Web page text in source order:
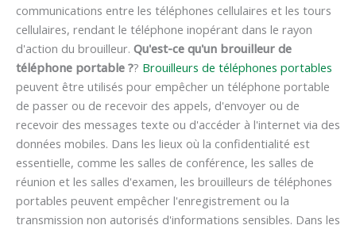
communications entre les téléphones cellulaires et les tours
cellulaires, rendant le téléphone inopérant dans le rayon
d'action du brouilleur. Qu'est-ce qu'un brouilleur de
téléphone portable ?? Brouilleurs de téléphones portables
peuvent être utilisés pour empêcher un téléphone portable
de passer ou de recevoir des appels, d'envoyer ou de
recevoir des messages texte ou d'accéder à l'internet via des
données mobiles. Dans les lieux où la confidentialité est
essentielle, comme les salles de conférence, les salles de
réunion et les salles d'examen, les brouilleurs de téléphones
portables peuvent empêcher l'enregistrement ou la
transmission non autorisés d'informations sensibles. Dans les